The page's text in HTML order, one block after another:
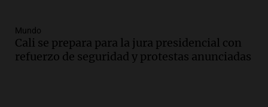
Mundo
Cali se prepara para la jura presidencial con
refuerzo de seguridad y protestas anunciadas